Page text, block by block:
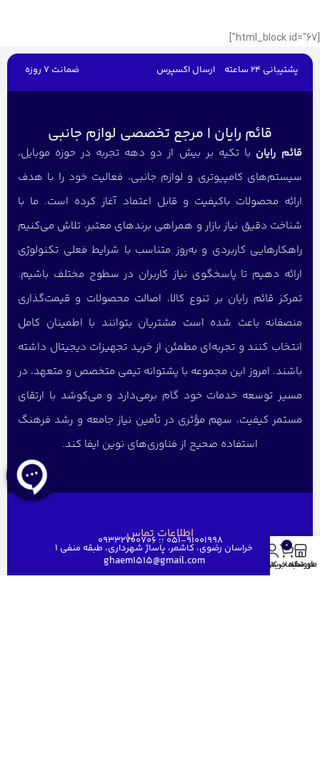
پشتیبانی 24 ساعته ارسال اکسپرس ضمانت 7 روزه
قائم رایان | مرجع تخصصی لوازم جانبی
قائم رایان با تکیه بر بیش از دو دهه تجربه در حوزه موبایل،
سیستم‌های کامپیوتری و لوازم جانبی، فعالیت خود را با هدف
ارائه محصولات باکیفیت و قابل اعتماد آغاز کرده است. ما با
شناخت دقیق نیاز بازار و همراهی برندهای معتبر، تلاش می‌کنیم
راهکارهایی کاربردی و به‌روز متناسب با شرایط فعلی تکنولوژی
ارائه دهیم تا پاسخگوی نیاز کاربران در سطوح مختلف باشیم.
تمرکز قائم رایان بر تنوع کالا، اصالت محصولات و قیمت‌گذاری
منصفانه باعث شده است مشتریان بتوانند با اطمینان کامل
انتخاب کنند و تجربه‌ای مطمئن از خرید تجهیزات دیجیتال داشته
باشند. امروز این مجموعه با پشتوانه تیمی متخصص و متعهد، در
مسیر توسعه خدمات خود گام برمی‌دارد و می‌کوشد با ارتقای
مستمر کیفیت، سهم مؤثری در تأمین نیاز جامعه و رشد فرهنگ
استفاده صحیح از فناوری‌های نوین ایفا کند.
اطلاعات تماس051-91001998 ؛؛ 09332700706
خراسان رضوی، کاشمر، پاساژ شهرداری، طبقه منفی ۱
ghaem1515@gmail.com منوفروشگاه
0
سبد خرید
حساب کاربری من